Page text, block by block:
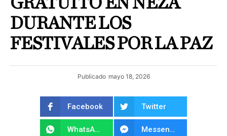
DURANTE LOS
FESTIVALES POR LA PAZ
Publicado mayo 18, 2026
Facebook Twitter
WhatsApp Messenger